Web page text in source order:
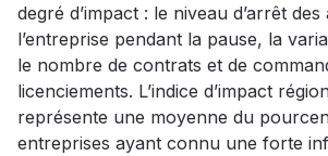
degré d’impact : le niveau d’arrêt des
l’entreprise pendant la pause, la
le nombre de contrats et de
licenciements. L’indice d’impact
représente une moyenne du
entreprises ayant connu une forte